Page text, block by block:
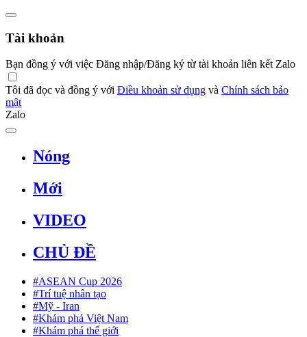
Tài khoản
Bạn đồng ý với việc Đăng nhập/Đăng ký từ tài khoản liên kết Zalo
Tôi đã đọc và đồng ý với Điều khoản sử dụng và Chính sách bảo
mật
Zalo
Nóng
Mới
VIDEO
CHỦ ĐỀ
#ASEAN Cup 2026
#Trí tuệ nhân tạo
#Mỹ - Iran
#Khám phá Việt Nam
#Khám phá thế giới